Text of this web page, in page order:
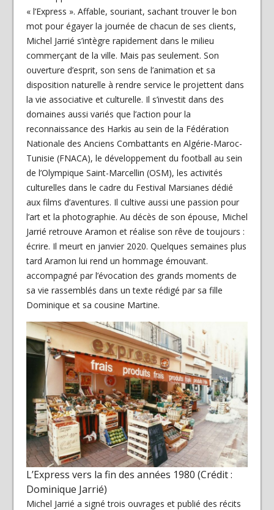
« l’Express ». Affable, souriant, sachant trouver le bon
mot pour égayer la journée de chacun de ses clients,
Michel Jarrié s’intègre rapidement dans le milieu
commerçant de la ville. Mais pas seulement. Son
ouverture d’esprit, son sens de l’animation et sa
disposition naturelle à rendre service le projettent dans
la vie associative et culturelle. Il s’investit dans des
domaines aussi variés que l’action pour la
reconnaissance des Harkis au sein de la Fédération
Nationale des Anciens Combattants en Algérie-Maroc-
Tunisie (FNACA), le développement du football au sein
de l’Olympique Saint-Marcellin (OSM), les activités
culturelles dans le cadre du Festival Marsianes dédié
aux films d’aventures. Il cultive aussi une passion pour
l’art et la photographie. Au décès de son épouse, Michel
Jarrié retrouve Aramon et réalise son rêve de toujours :
écrire. Il meurt en janvier 2020. Quelques semaines plus
tard Aramon lui rend un hommage émouvant.
accompagné par l’évocation des grands moments de
sa vie rassemblés dans un texte rédigé par sa fille
Dominique et sa cousine Martine.
L’Express vers la fin des années 1980 (Crédit :
Dominique Jarrié)
Michel Jarrié a signé trois ouvrages et publié des récits